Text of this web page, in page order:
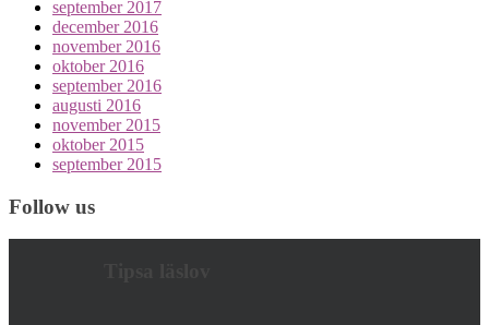
september 2017
december 2016
november 2016
oktober 2016
september 2016
augusti 2016
november 2015
oktober 2015
september 2015
Follow us